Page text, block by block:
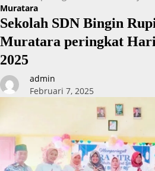
Muratara
Sekolah SDN Bingin
Muratara peringkat
2025
admin
Februari 7, 2025